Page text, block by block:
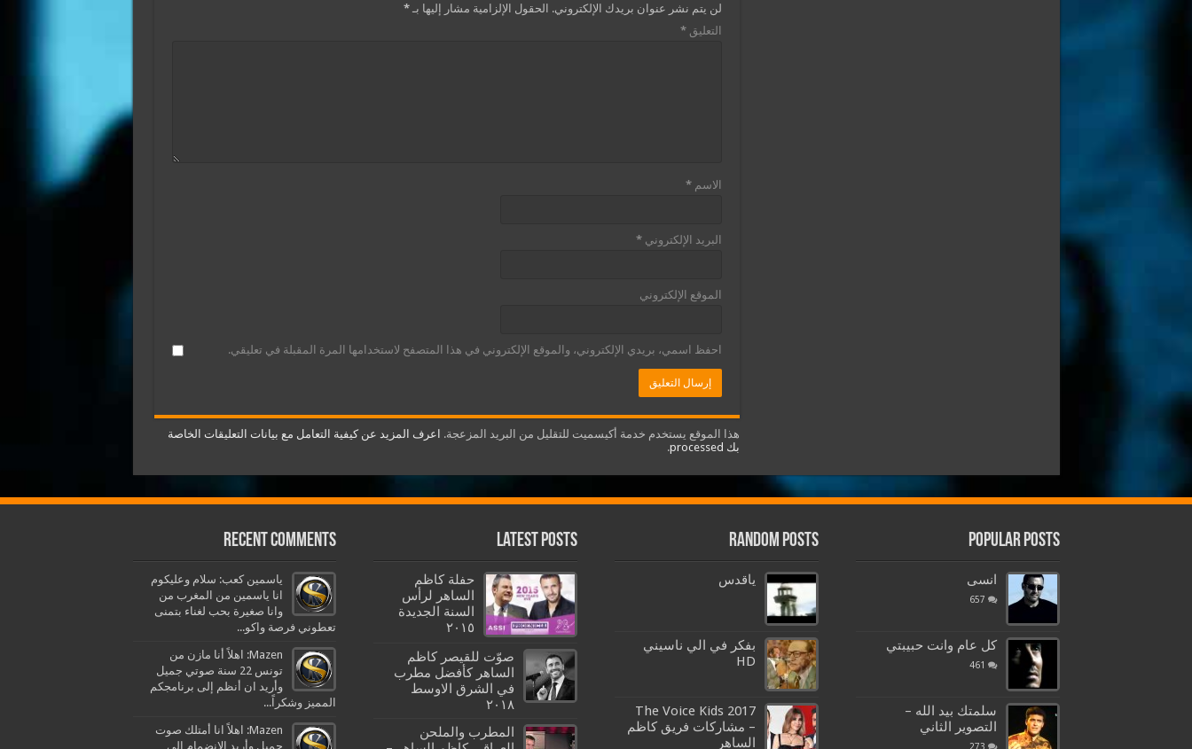
لن يتم نشر عنوان بريدك الإلكتروني. الحقول الإلزامية مشار إليها بـ*
التعليق*
الاسم*
البريد الإلكتروني*
الموقع الإلكتروني
احفظ اسمي، بريدي الإلكتروني، والموقع الإلكتروني في هذا المتصفح لاستخدامها المرة المقبلة في تعليقي.
هذا الموقع يستخدم خدمة أكيسميت للتقليل من البريد المزعجة. اعرف المزيد عن كيفية التعامل مع بيانات التعليقات الخاصة
بك processed
.
Popular Posts
انسى
657
كل عام وانت حبيبتي
461
سلمتك بيد الله –
التصوير الثاني
273
Random Posts
ياقدس
بفكر في الي ناسيني
HD
The Voice Kids 2017
– مشاركات فريق كاظم
الساهر
Latest Posts
حفلة كاظم
الساهر لرأس
السنة الجديدة
٢٠١٥
صوّت للقيصر كاظم
الساهر كأفضل مطرب
في الشرق الاوسط
٢٠١٨
المطرب والملحن
Recent Comments
ياسمين كعب: سلام وعليكوم
انا ياسمين من المغرب من
وانا صغيرة بحب لغناء بتمنى
تعطوني فرصة واكو...
Mazen: اهلاً أنا مازن من
تونس 22 سنة صوتي جميل
وأريد ان أنظم إلى برنامجكم
المميز وشكراً...
Mazen: اهلاً انا أمتلك صوت
جميل وأريد الإنضمام الى